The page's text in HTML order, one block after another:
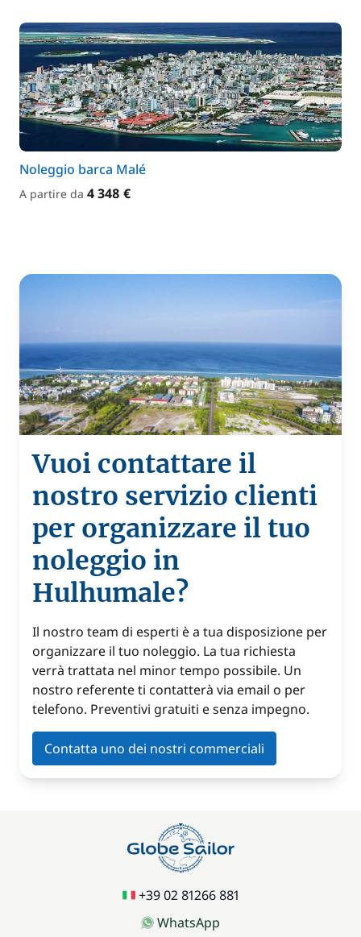
Noleggio barca Malé
A partire da 4 348 €
Vuoi contattare il
nostro servizio clienti
per organizzare il tuo
noleggio in
Hulhumale?
Il nostro team di esperti è a tua disposizione per
organizzare il tuo noleggio. La tua richiesta
verrà trattata nel minor tempo possibile. Un
nostro referente ti contatterà via email o per
telefono. Preventivi gratuiti e senza impegno.
Contatta uno dei nostri commerciali
+39 02 81266 881
WhatsApp